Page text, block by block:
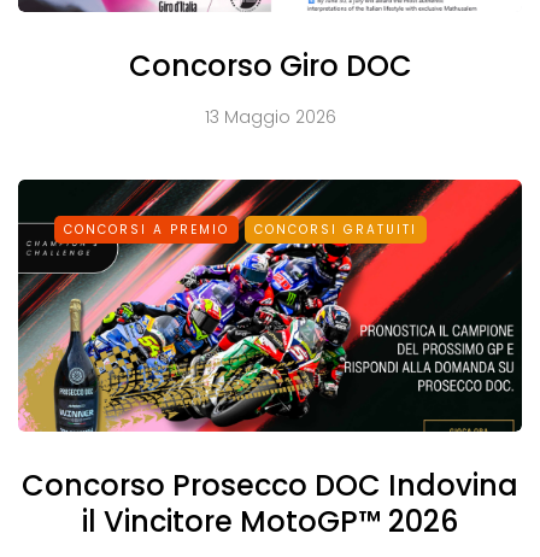
Concorso Giro DOC
13 Maggio 2026
CONCORSI A PREMIO CONCORSI GRATUITI
Concorso Prosecco DOC Indovina
il Vincitore MotoGP™ 2026